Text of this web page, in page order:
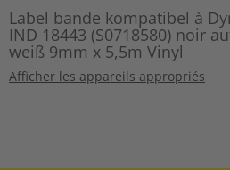
Label bande kompatibel à
IND 18443 (S0718580) noir
weiß 9mm x 5,5m Vinyl
Afficher les appareils appropriés